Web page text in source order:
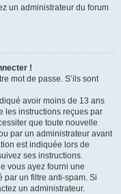
un administrateur du forum
!
mot de passe. S’ils sont
avoir moins de 13 ans
les instructions reçues par
que toute nouvelle
par un administrateur avant
est indiquée lors de
ses instructions.
vous ayez fourni une
par un filtre anti-spam. Si
un administrateur.